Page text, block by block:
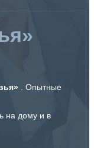
. Опытные
на дому и в